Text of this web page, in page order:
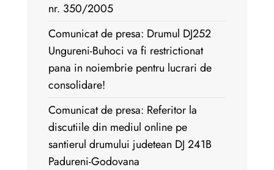
nr. 350/2005
Comunicat de presa: Drumul DJ252
Ungureni-Buhoci va fi restrictionat
pana in noiembrie pentru lucrari de
consolidare!
Comunicat de presa: Referitor la
discutiile din mediul online pe
santierul drumului judetean DJ 241B
Padureni-Godovana